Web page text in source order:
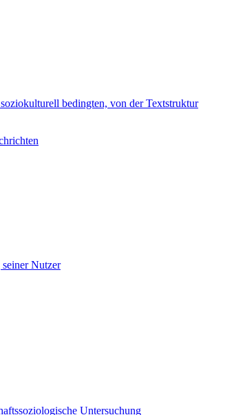
bedingten, von der Textstruktur
Nutzer
Untersuchung